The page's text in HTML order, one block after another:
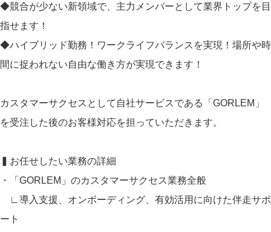
◆競合が少ない新領域で、主力メンバーとして業界トップを目
指せます！
◆ハイブリッド勤務！ワークライフバランスを実現！場所や時
間に捉われない自由な働き方が実現できます！
カスタマーサクセスとして自社サービスである「GORLEM」
を受注した後のお客様対応を担っていただきます。
▍お任せしたい業務の詳細
・「GORLEM」のカスタマーサクセス業務全般
∟導入支援、オンボーディング、有効活用に向けた伴走サポ
ート